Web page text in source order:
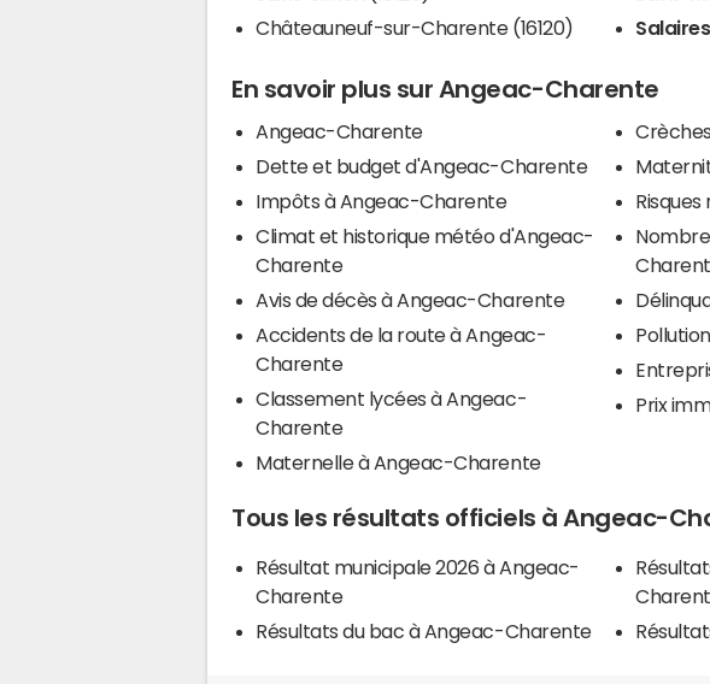
Châteauneuf-sur-Charente (16120)
En savoir plus sur Angeac-Charente
Angeac-Charente
Dette et budget d'Angeac-Charente
Impôts à Angeac-Charente
Climat et historique météo d'Angeac-
Charente
Avis de décès à Angeac-Charente
Accidents de la route à Angeac-
Charente
Classement lycées à Angeac-
Charente
Maternelle à Angeac-Charente
Prix
Tous les résultats officiels à Angeac-
Résultat municipale 2026 à Angeac-
Charente
Résultats du bac à Angeac-Charente